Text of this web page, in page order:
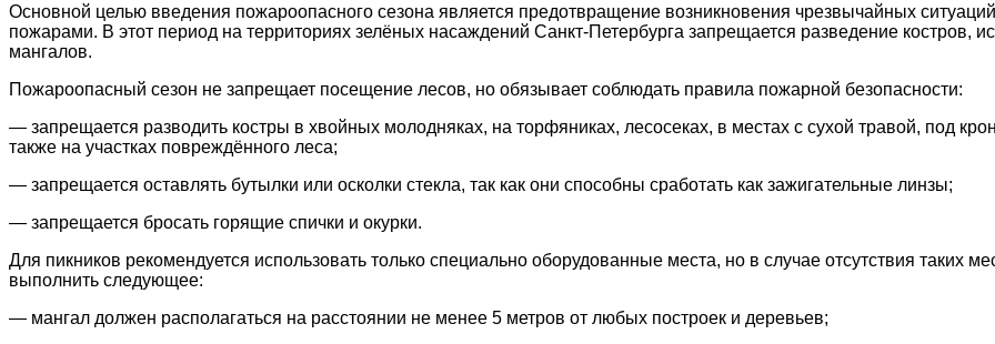
Основной целью введения пожароопасного сезона является предотвращение возникновения чрезвычайных
пожарами. В этот период на территориях зелёных насаждений Санкт-Петербурга запрещается разведение костров,
мангалов.
Пожароопасный сезон не запрещает посещение лесов, но обязывает соблюдать правила пожарной безопасности:
— запрещается разводить костры в хвойных молодняках, на торфяниках, лесосеках, в местах с сухой травой, под
также на участках повреждённого леса;
— запрещается оставлять бутылки или осколки стекла, так как они способны сработать как зажигательные линзы;
— запрещается бросать горящие спички и окурки.
Для пикников рекомендуется использовать только специально оборудованные места, но в случае отсутствия таких
выполнить следующее:
— мангал должен располагаться на расстоянии не менее 5 метров от любых построек и деревьев;